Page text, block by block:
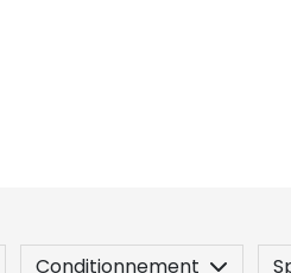
Conditionnement